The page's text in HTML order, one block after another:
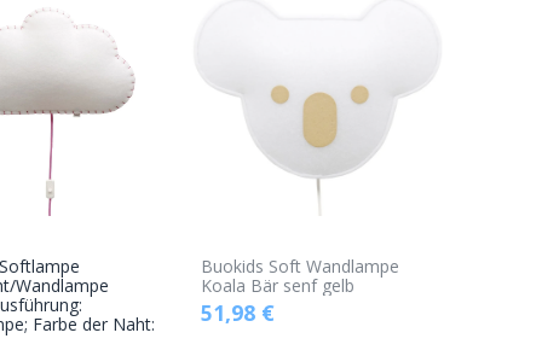
In den
Warenkorb
Wandlampe
Farbe der Naht:
Buokids Soft Wandlampe
Koala Bär senf gelb
51,98 €